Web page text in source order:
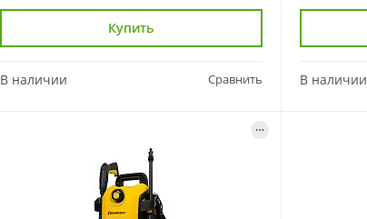
Купить
В наличии Сравнить В наличии